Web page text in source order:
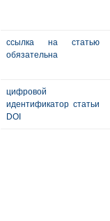
ссылка на статью
обязательна
цифровой
идентификатор статьи
DOI